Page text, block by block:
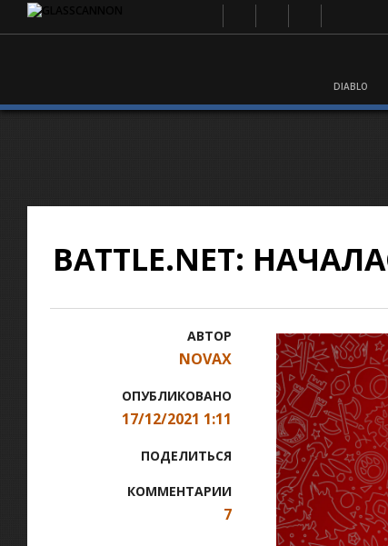
DIABLO
BATTLE.NET:
АВТОР
NOVAX
ОПУБЛИКОВАНО
17/12/2021 1:11
ПОДЕЛИТЬСЯ
КОММЕНТАРИИ
7